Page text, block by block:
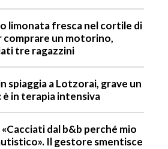
limonata fresca nel cortile di
comprare un motorino,
tre ragazzini
spiaggia a Lotzorai, grave un
è in terapia intensiva
dal b&b perché mio
Il gestore smentisce